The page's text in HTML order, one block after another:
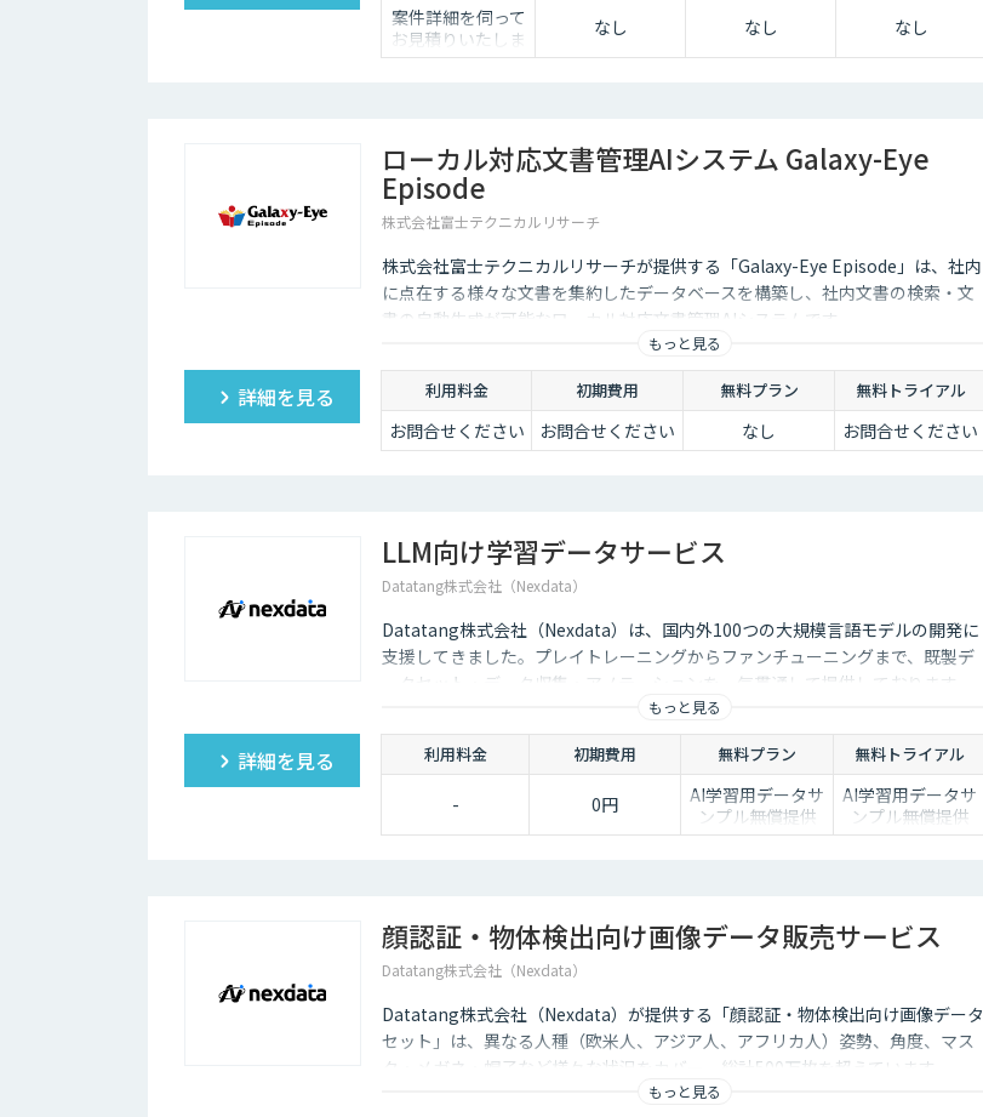
案件詳細を伺って
お見積りいたしま
す。
なし なし なし
ローカル対応文書管理AIシステム Galaxy-Eye
Episode
株式会社富士テクニカルリサーチ
株式会社富士テクニカルリサーチが提供する「Galaxy-Eye Episode」は、社内
に点在する様々な文書を集約したデータベースを構築し、社内文書の検索・文
書の自動生成が可能なローカル対応文書管理AIシステムです。
もっと見る
詳細を見る 利用料金 初期費用 無料プラン 無料トライアル
お問合せください お問合せください なし お問合せください
LLM向け学習データサービス
Datatang株式会社（Nexdata）
Datatang株式会社（Nexdata）は、国内外100つの大規模言語モデルの開発に
支援してきました。プレイトレーニングからファンチューニングまで、既製デ
ータセット・データ収集・アノテーションを一気貫通して提供しております。
もっと見る
詳細を見る 利用料金 初期費用 無料プラン 無料トライアル
- 0円
AI学習用データサ
ンプル無償提供
AI学習用データサ
ンプル無償提供
顔認証・物体検出向け画像データ販売サービス
Datatang株式会社（Nexdata）
Datatang株式会社（Nexdata）が提供する「顔認証・物体検出向け画像データ
セット」は、異なる人種（欧米人、アジア人、アフリカ人）姿勢、角度、マス
ク・メガネ・帽子など様々な状況をカバー、総計500万枚を超えています。
もっと見る